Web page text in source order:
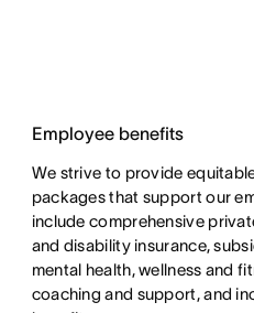
Employee benefits
We strive to provide
packages that support our
include comprehensive
and disability insurance,
mental health, wellness and
coaching and support, and